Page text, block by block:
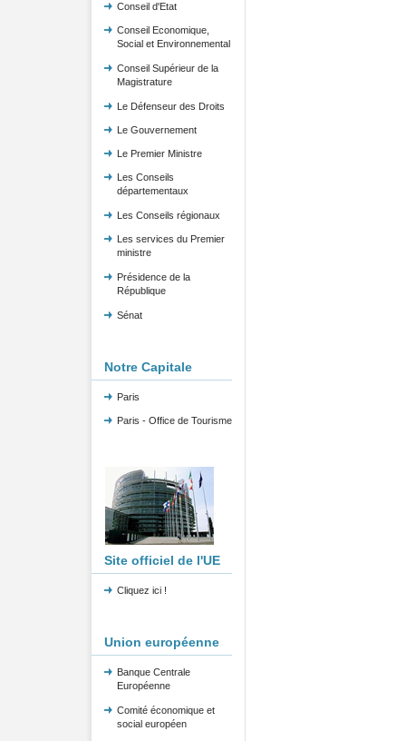
Conseil d'Etat
Conseil Economique,
Social et Environnemental
Conseil Supérieur de la
Magistrature
Le Défenseur des Droits
Le Gouvernement
Le Premier Ministre
Les Conseils
départementaux
Les Conseils régionaux
Les services du Premier
ministre
Présidence de la
République
Sénat
Notre Capitale
Paris
Paris - Office de Tourisme
Site officiel de l'UE
Cliquez ici !
Union européenne
Banque Centrale
Européenne
Comité économique et
social européen